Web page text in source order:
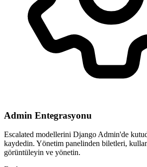
Admin Entegrasyonu
Escalated modellerini Django Admin'de
kaydedin. Yönetim panelinden biletleri,
görüntüleyin ve yönetin.